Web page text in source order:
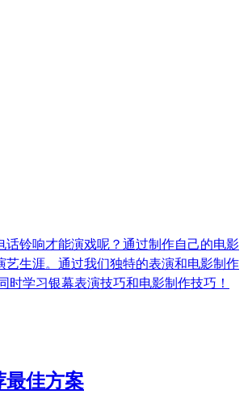
话铃响才能演戏呢？通过制作自己的电影
艺生涯。通过我们独特的表演和电影制作
时学习银幕表演技巧和电影制作技巧！
最佳方案